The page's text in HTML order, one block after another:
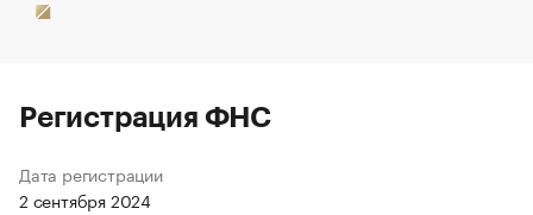
Регистрация ФНС
Дата регистрации
2 сентября 2024